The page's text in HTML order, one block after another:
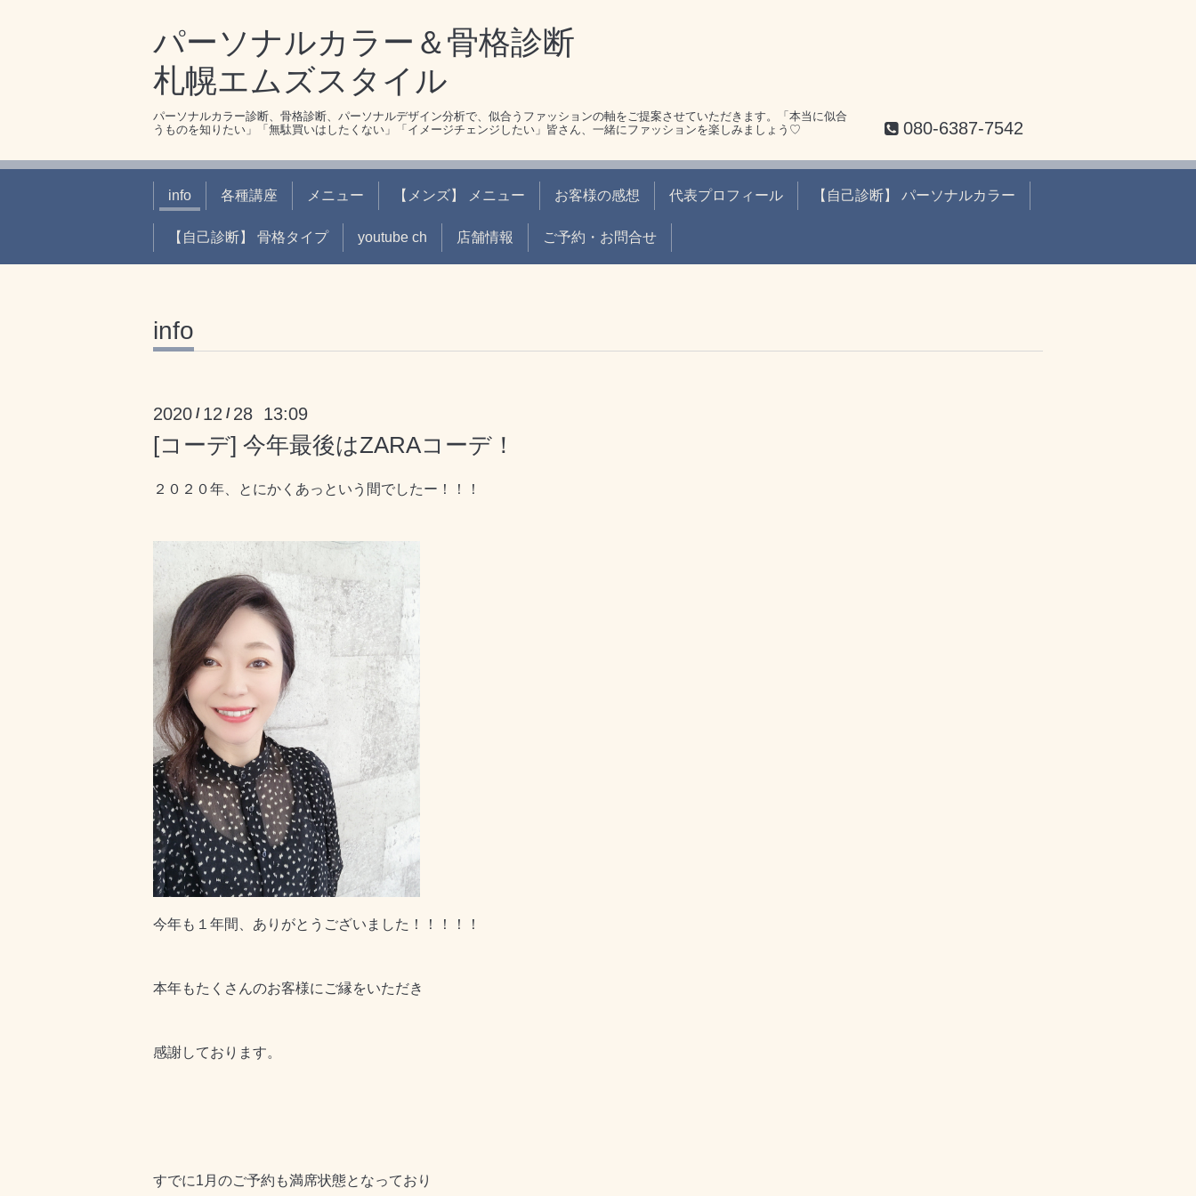
パーソナルカラー＆骨格診断
札幌エムズスタイル
パーソナルカラー診断、骨格診断、パーソナルデザイン分析で、似合うファッションの軸をご提案させていただきます。「本当に似合
うものを知りたい」「無駄買いはしたくない」「イメージチェンジしたい」皆さん、一緒にファッションを楽しみましょう♡
080-6387-7542
info 各種講座 メニュー 【メンズ】 メニュー お客様の感想 代表プロフィール 【自己診断】 パーソナルカラー
【自己診断】 骨格タイプ youtube ch 店舗情報 ご予約・お問合せ
info
2020 / 12 / 28 13:09
[コーデ] 今年最後はZARAコーデ！
２０２０年、とにかくあっという間でしたー！！！
今年も１年間、ありがとうございました！！！！！
本年もたくさんのお客様にご縁をいただき
感謝しております。
すでに1月のご予約も満席状態となっており